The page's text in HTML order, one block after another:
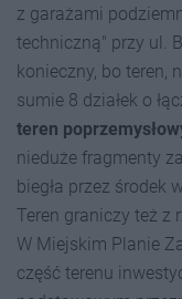
z garażami
techniczną" przy ul.
konieczny, bo teren,
sumie 8 działek o
teren
nieduże fragmenty
biegła przez środek
Teren graniczy też z
W Miejskim Planie
część terenu